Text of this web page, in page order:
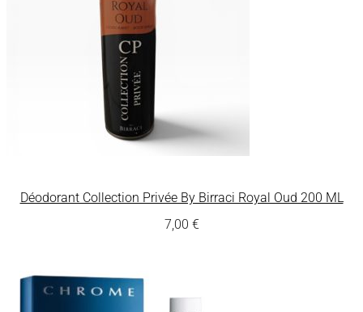
Déodorant Collection Privée By Birraci Royal Oud 200 ML
7,00 €